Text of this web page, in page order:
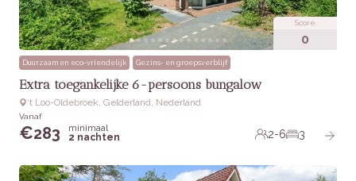
Score
0
Duurzaam en eco-vriendelijk Gezins- en groepsverblijf
Extra toegankelijke 6-persoons bungalow
‘t Loo-Oldebroek, Gelderland, Nederland
Vanaf
€283
minimaal
2 nachten
2-6 3